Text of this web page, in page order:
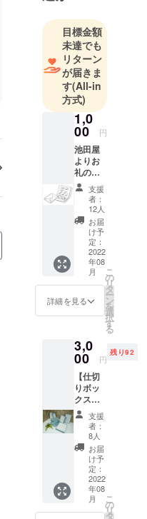
目標金額
未達でも
リターン
が届きま
す(All-in
方式)
1,0
00 円
池田屋
よりお
礼のお
手紙を
お送り
いたし
ます。
支援
者：
12人
お届
け予
定：
2022
年08
月
詳細を見る
こ
の
リ
タ
ー
ン
を
選
択
す
る
3,0
00 円
残り92
【仕切
りボッ
クス
セッ
ト】 ４
種類の
箱が
入って
おりそ
れぞれ
8,12,15,
20に仕
切られ
支援
者：
8人
お届
け予
定：
2022
年08
月
こ
の
リ
タ